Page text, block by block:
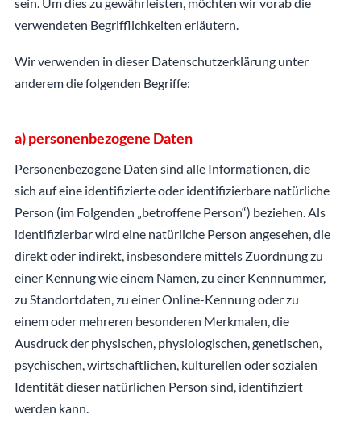
verwendeten Begrifflichkeiten erläutern.
Wir verwenden in dieser Datenschutzerklärung unter
anderem die folgenden Begriffe:
a) personenbezogene Daten
Personenbezogene Daten sind alle Informationen, die
sich auf eine identifizierte oder identifizierbare natürliche
Person (im Folgenden „betroffene Person“) beziehen. Als
identifizierbar wird eine natürliche Person angesehen, die
direkt oder indirekt, insbesondere mittels Zuordnung zu
einer Kennung wie einem Namen, zu einer Kennnummer,
zu Standortdaten, zu einer Online-Kennung oder zu
einem oder mehreren besonderen Merkmalen, die
Ausdruck der physischen, physiologischen, genetischen,
psychischen, wirtschaftlichen, kulturellen oder sozialen
Identität dieser natürlichen Person sind, identifiziert
werden kann.